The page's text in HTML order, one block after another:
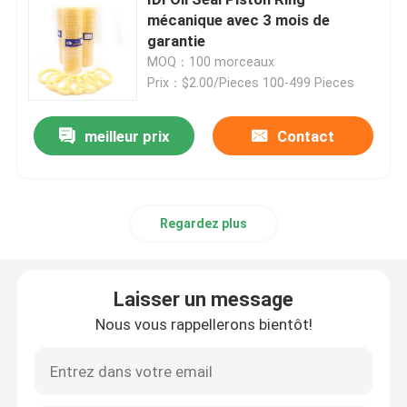
Excavatrice Seal Kit
Rod Seal hydraulique
Joint hydraulique de la poussière
mécanique avec 3 mois de
garantie
MOQ：100 morceaux
Prix：$2.00/Pieces 100-499 Pieces
meilleur prix Contact
Regardez plus
Laisser un message
Nous vous rappellerons bientôt!